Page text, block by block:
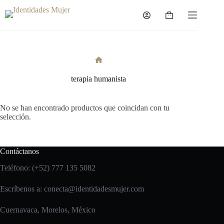
Carro
terapia humanista
No se han encontrado productos que coincidan con tu
selección.
Contáctanos
Teléfono: (+52) 777 135 5082
Escríbenos a: conecta@identidadesmujer.com
Cuernavaca, Morelos, México